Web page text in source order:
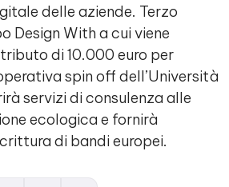
delle aziende. Terzo
Design With a cui viene
di 10.000 euro per
spin off dell’Università
servizi di consulenza alle
ecologica e fornirà
di bandi europei.